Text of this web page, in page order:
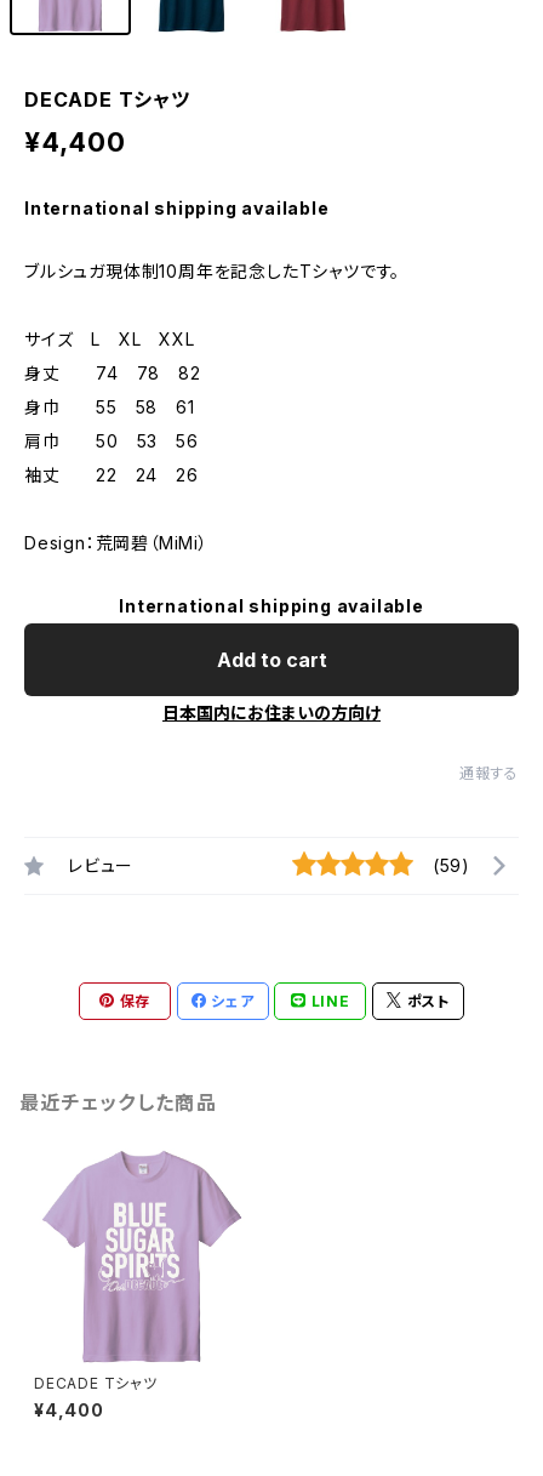
DECADE Tシャツ
¥4,400
International shipping available
ブルシュガ現体制10周年を記念したTシャツです。
サイズ L XL XXL
身丈 74 78 82
身巾 55 58 61
肩巾 50 53 56
袖丈 22 24 26
Design：荒岡碧（MiMi）
International shipping available
Add to cart
日本国内にお住まいの方向け
通報する
レビュー (59)
保存 シェア LINE ポスト
最近チェックした商品
DECADE Tシャツ
¥4,400